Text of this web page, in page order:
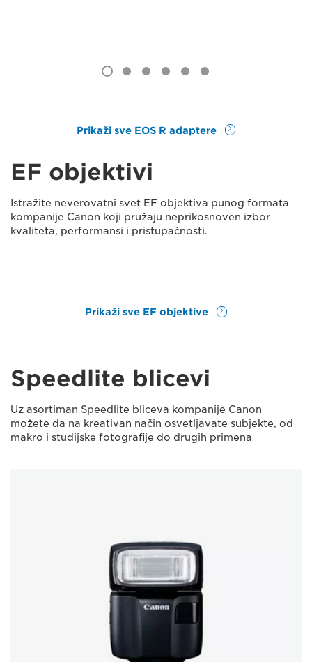
Prikaži sve EOS R adaptere
EF objektivi
Istražite neverovatni svet EF objektiva punog formata
kompanije Canon koji pružaju neprikosnoven izbor
kvaliteta, performansi i pristupačnosti.
Prikaži sve EF objektive
Speedlite blicevi
Uz asortiman Speedlite bliceva kompanije Canon
možete da na kreativan način osvetljavate subjekte, od
makro i studijske fotografije do drugih primena